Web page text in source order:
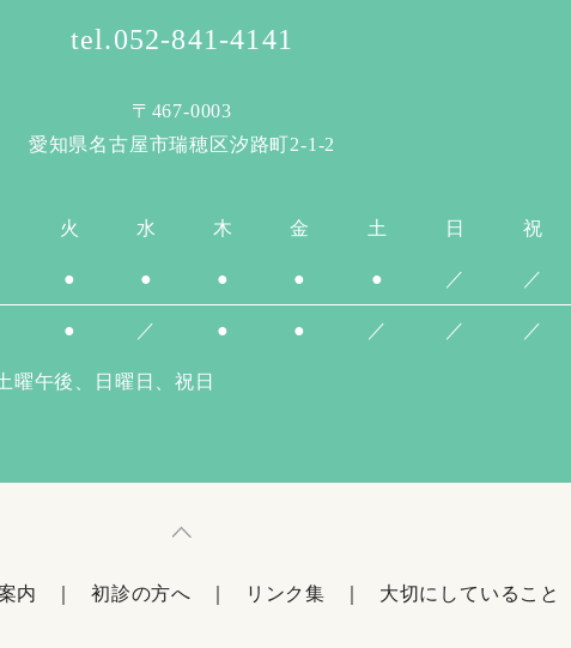
tel.052-841-4141
〒467-0003
愛知県名古屋市瑞穂区汐路町2-1-2
火 水 木 金 土 日 祝
● ● ● ● ● ／ ／
● ／ ● ● ／ ／ ／
曜午後、日曜日、祝日
内 初診の方へ リンク集 大切にしていること